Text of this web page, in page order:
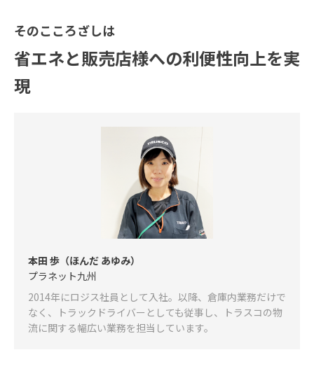
そのこころざしは
省エネと販売店様への利便性向上を実
現
本田 歩（ほんだ あゆみ）
プラネット九州
2014年にロジス社員として入社。以降、倉庫内業務だけで
なく、トラックドライバーとしても従事し、トラスコの物
流に関する幅広い業務を担当しています。